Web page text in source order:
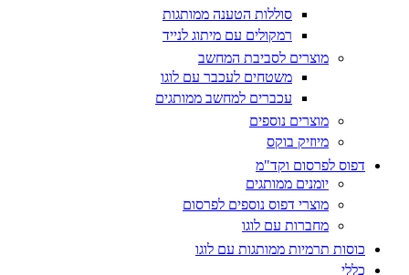
סוללות הטענה ממותגות
רמקולים עם מיתוג לנייד
מוצרים לסביבת המחשב
משטחים לעכבר עם לוגו
עכברים למחשב ממותגים
מוצרים נוספים
מיוזיק בוקס
דפוס לפרסום וקד"מ
יומנים ממותגים
מוצרי דפוס נוספים לפרסום
מחברות עם לוגו
כוסות תרמיות ממותגות עם לוגו
כללי